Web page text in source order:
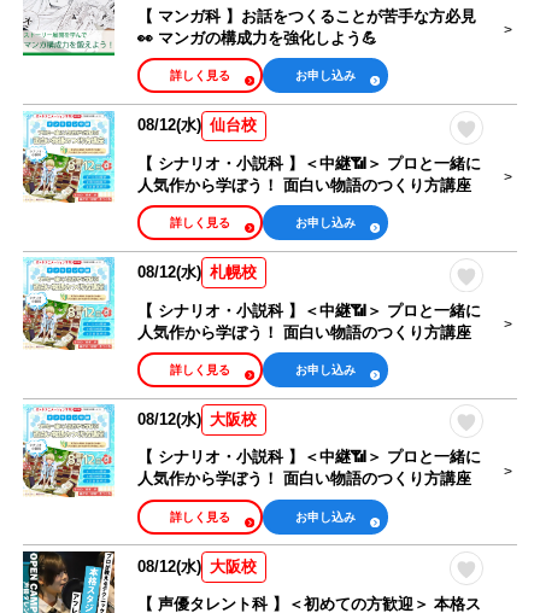
【 マンガ科 】お話をつくることが苦手な方必見
👀 マンガの構成力を強化しよう💪
お申し込み
詳しく見る
08/12(水) 仙台校
【 シナリオ・小説科 】＜中継📶＞ プロと一緒に
人気作から学ぼう！ 面白い物語のつくり方講座
お申し込み
詳しく見る
08/12(水) 札幌校
【 シナリオ・小説科 】＜中継📶＞ プロと一緒に
人気作から学ぼう！ 面白い物語のつくり方講座
お申し込み
詳しく見る
08/12(水) 大阪校
【 シナリオ・小説科 】＜中継📶＞ プロと一緒に
人気作から学ぼう！ 面白い物語のつくり方講座
お申し込み
詳しく見る
08/12(水) 大阪校
【 声優タレント科 】＜初めての方歓迎＞ 本格ス